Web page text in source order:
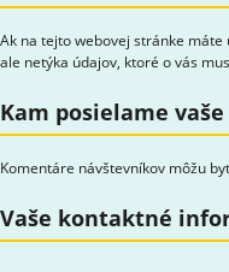
Ak na tejto webovej stránke
ale netýka údajov, ktoré o vás
Kam posielame
Komentáre návštevníkov môžu
Vaše kontaktné